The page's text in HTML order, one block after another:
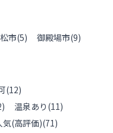
市(5) 御殿場市(9)
(12)
) 温泉あり (11)
気(高評価)(71)